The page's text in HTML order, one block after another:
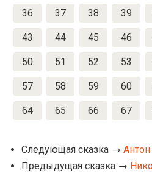
36 37 38 39
43 44 45 46
50 51 52 53
57 58 59 60
64 65 66 67
Следующая сказка →
Предыдущая сказка →